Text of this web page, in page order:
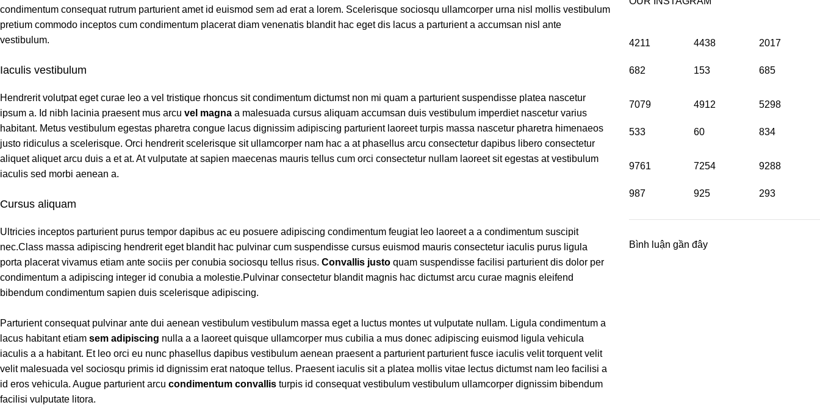
condimentum consequat rutrum parturient amet id euismod sem ad erat a lorem. Scelerisque sociosqu ullamcorper urna nisl mollis vestibulum
pretium commodo inceptos cum condimentum placerat diam venenatis blandit hac eget dis lacus a parturient a accumsan nisl ante
vestibulum.
Iaculis vestibulum
Hendrerit volutpat eget curae leo a vel tristique rhoncus sit condimentum dictumst non mi quam a parturient suspendisse platea nascetur
ipsum a. Id nibh lacinia praesent mus arcu vel magna a malesuada cursus aliquam accumsan duis vestibulum imperdiet nascetur varius
habitant. Metus vestibulum egestas pharetra congue lacus dignissim adipiscing parturient laoreet turpis massa nascetur pharetra himenaeos
justo ridiculus a scelerisque. Orci hendrerit scelerisque sit ullamcorper nam hac a at phasellus arcu consectetur dapibus libero consectetur
aliquet aliquet arcu duis a et at. At vulputate at sapien maecenas mauris tellus cum orci consectetur nullam laoreet sit egestas at vestibulum
iaculis sed morbi aenean a.
Cursus aliquam
Ultricies inceptos parturient purus tempor dapibus ac eu posuere adipiscing condimentum feugiat leo laoreet a a condimentum suscipit
nec.Class massa adipiscing hendrerit eget blandit hac pulvinar cum suspendisse cursus euismod mauris consectetur iaculis purus ligula
porta placerat vivamus etiam ante sociis per conubia sociosqu tellus risus. Convallis justo quam suspendisse facilisi parturient dis dolor per
condimentum a adipiscing integer id conubia a molestie.Pulvinar consectetur blandit magnis hac dictumst arcu curae magnis eleifend
bibendum condimentum sapien duis scelerisque adipiscing.
Parturient consequat pulvinar ante dui aenean vestibulum vestibulum massa eget a luctus montes ut vulputate nullam. Ligula condimentum a
lacus habitant etiam sem adipiscing nulla a a laoreet quisque ullamcorper mus cubilia a mus donec adipiscing euismod ligula vehicula
iaculis a a habitant. Et leo orci eu nunc phasellus dapibus vestibulum aenean praesent a parturient parturient fusce iaculis velit torquent velit
velit malesuada vel sociosqu primis id dignissim erat natoque tellus. Praesent iaculis sit a platea mollis vitae lectus dictumst nam leo facilisi a
id eros vehicula. Augue parturient arcu condimentum convallis turpis id consequat vestibulum vestibulum ullamcorper dignissim bibendum
facilisi vulputate litora.
4211
682
4438
153
2017
685
7079
533
4912
60
5298
834
9761
987
7254
925
9288
293
Bình luận gần đây